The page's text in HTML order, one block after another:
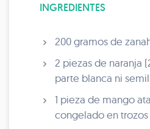
INGREDIENTES
200 gramos de
2 piezas de naranja
parte blanca ni
1 pieza de mango
congelado en trozos